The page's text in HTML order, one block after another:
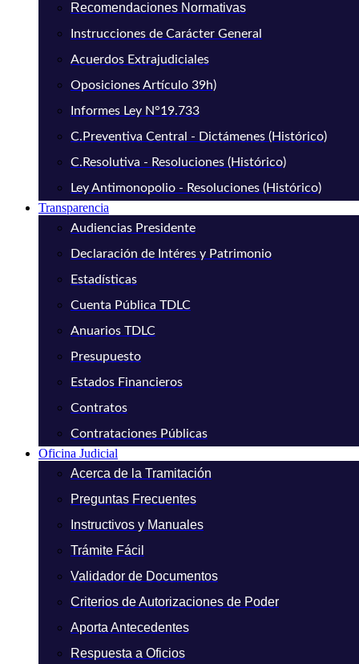
Recomendaciones Normativas
Instrucciones de Carácter General
Acuerdos Extrajudiciales
Oposiciones Artículo 39h)
Informes Ley N°19.733
C.Preventiva Central - Dictámenes (Histórico)
C.Resolutiva - Resoluciones (Histórico)
Ley Antimonopolio - Resoluciones (Histórico)
Transparencia
Audiencias Presidente
Declaración de Intéres y Patrimonio
Estadísticas
Cuenta Pública TDLC
Anuarios TDLC
Presupuesto
Estados Financieros
Contratos
Contrataciones Públicas
Oficina Judicial
Acerca de la Tramitación
Preguntas Frecuentes
Instructivos y Manuales
Trámite Fácil
Validador de Documentos
Criterios de Autorizaciones de Poder
Aporta Antecedentes
Respuesta a Oficios